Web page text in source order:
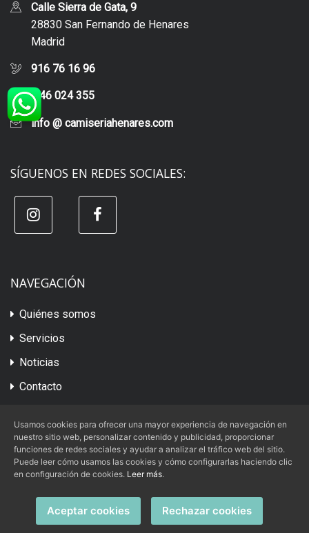
Calle Sierra de Gata, 9
28830 San Fernando de Henares
Madrid
916 76 16 96
646 024 355
info @ camiseriahenares.com
SÍGUENOS EN REDES SOCIALES:
NAVEGACIÓN
Quiénes somos
Servicios
Noticias
Contacto
Aviso Legal | Condiciones de Uso
|
Política de Privacidad
| Política de Cookies
Camisería Henares, SL - Todos los derechos reservados.
Usamos cookies para ofrecer una mayor experiencia de navegación en
nuestro sitio web, personalizar contenido y publicidad, proporcionar
funciones de redes sociales y ayudar a analizar el tráfico web del sitio.
Puede leer cómo usamos las cookies y cómo configurarlas haciendo clic
en configuración de cookies. Leer más.
Aceptar cookies Rechazar cookies